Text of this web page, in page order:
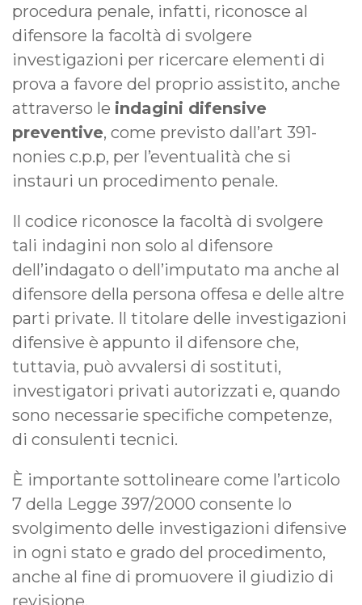
procedura penale, infatti, riconosce al
difensore la facoltà di svolgere
investigazioni per ricercare elementi di
prova a favore del proprio assistito, anche
attraverso le indagini difensive
preventive, come previsto dall’art 391-
nonies c.p.p, per l’eventualità che si
instauri un procedimento penale.
Il codice riconosce la facoltà di svolgere
tali indagini non solo al difensore
dell’indagato o dell’imputato ma anche al
difensore della persona offesa e delle altre
parti private. Il titolare delle investigazioni
difensive è appunto il difensore che,
tuttavia, può avvalersi di sostituti,
investigatori privati autorizzati e, quando
sono necessarie specifiche competenze,
di consulenti tecnici.
È importante sottolineare come l’articolo
7 della Legge 397/2000 consente lo
svolgimento delle investigazioni difensive
in ogni stato e grado del procedimento,
anche al fine di promuovere il giudizio di
revisione.